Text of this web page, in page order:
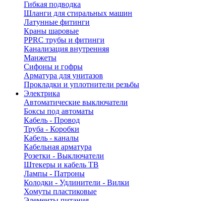
Гибкая подводка
Шланги для стиральных машин
Латунные фитинги
Краны шаровые
PPRC трубы и фитинги
Канализация внутренняя
Манжеты
Сифоны и гофры
Арматура для унитазов
Прокладки и уплотнители резьбы
Электрика
Автоматические выключатели
Боксы под автоматы
Кабель - Провод
Труба - Коробки
Кабель - каналы
Кабельная арматура
Розетки - Выключатели
Штекеры и кабель ТВ
Лампы - Патроны
Колодки - Удлинители - Вилки
Хомуты пластиковые